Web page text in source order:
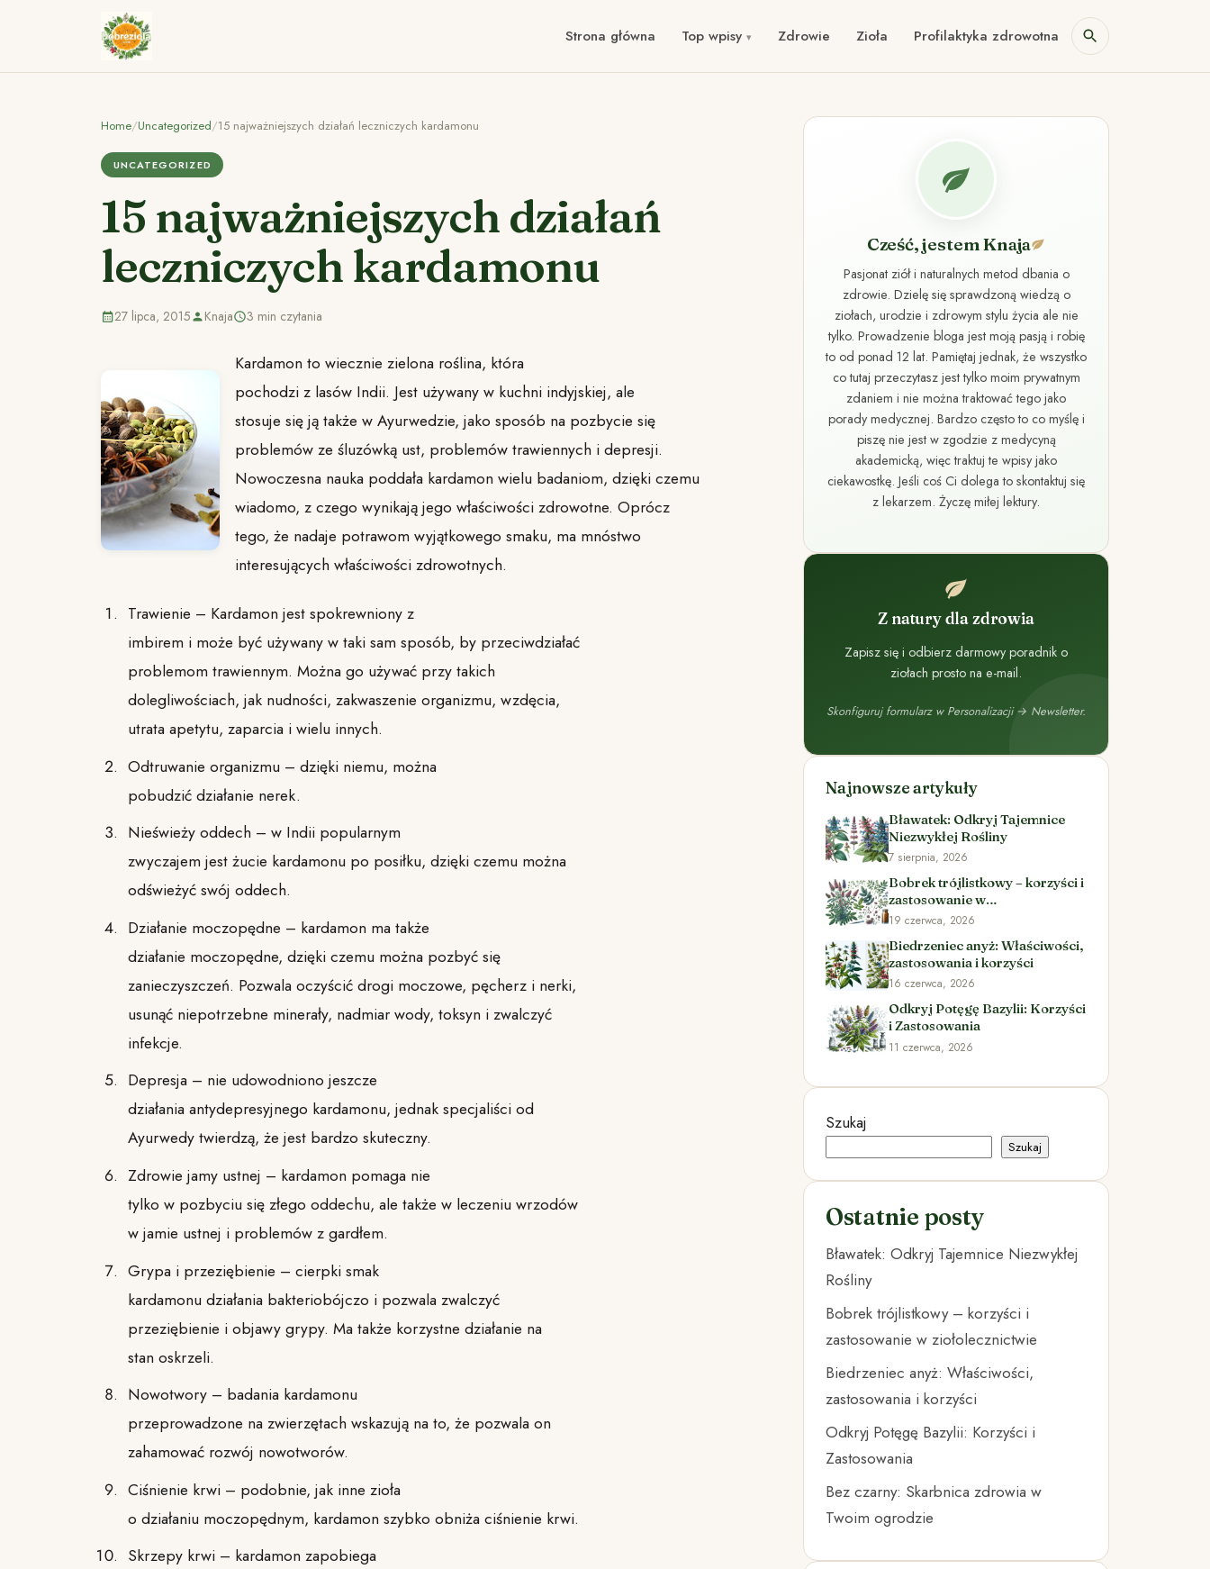
Strona główna Top wpisy Zdrowie Zioła Profilaktyka zdrowotna
Home/Uncategorized/15 najważniejszych działań leczniczych kardamonu
UNCATEGORIZED
15 najważniejszych działań
leczniczych kardamonu
27 lipca, 2015 Knaja 3 min czytania
Kardamon to wiecznie zielona roślina, która
pochodzi z lasów Indii. Jest używany w kuchni indyjskiej, ale
stosuje się ją także w Ayurwedzie, jako sposób na pozbycie się
problemów ze śluzówką ust, problemów trawiennych i depresji.
Nowoczesna nauka poddała kardamon wielu badaniom, dzięki czemu
wiadomo, z czego wynikają jego właściwości zdrowotne. Oprócz
tego, że nadaje potrawom wyjątkowego smaku, ma mnóstwo
interesujących właściwości zdrowotnych.
Trawienie – Kardamon jest spokrewniony z
imbirem i może być używany w taki sam sposób, by przeciwdziałać
problemom trawiennym. Można go używać przy takich
dolegliwościach, jak nudności, zakwaszenie organizmu, wzdęcia,
utrata apetytu, zaparcia i wielu innych.
Odtruwanie organizmu – dzięki niemu, można
pobudzić działanie nerek.
Nieświeży oddech – w Indii popularnym
zwyczajem jest żucie kardamonu po posiłku, dzięki czemu można
odświeżyć swój oddech.
Działanie moczopędne – kardamon ma także
działanie moczopędne, dzięki czemu można pozbyć się
zanieczyszczeń. Pozwala oczyścić drogi moczowe, pęcherz i nerki,
usunąć niepotrzebne minerały, nadmiar wody, toksyn i zwalczyć
infekcje.
Depresja – nie udowodniono jeszcze
działania antydepresyjnego kardamonu, jednak specjaliści od
Ayurwedy twierdzą, że jest bardzo skuteczny.
Zdrowie jamy ustnej – kardamon pomaga nie
tylko w pozbyciu się złego oddechu, ale także w leczeniu wrzodów
w jamie ustnej i problemów z gardłem.
Grypa i przeziębienie – cierpki smak
kardamonu działania bakteriobójczo i pozwala zwalczyć
przeziębienie i objawy grypy. Ma także korzystne działanie na
stan oskrzeli.
Nowotwory – badania kardamonu
przeprowadzone na zwierzętach wskazują na to, że pozwala on
zahamować rozwój nowotworów.
Ciśnienie krwi – podobnie, jak inne zioła
o działaniu moczopędnym, kardamon szybko obniża ciśnienie krwi.
Skrzepy krwi – kardamon zapobiega
Cześć, jestem Knaja
Pasjonat ziół i naturalnych metod dbania o
zdrowie. Dzielę się sprawdzoną wiedzą o
ziołach, urodzie i zdrowym stylu życia ale nie
tylko. Prowadzenie bloga jest moją pasją i robię
to od ponad 12 lat. Pamiętaj jednak, że wszystko
co tutaj przeczytasz jest tylko moim prywatnym
zdaniem i nie można traktować tego jako
porady medycznej. Bardzo często to co myślę i
piszę nie jest w zgodzie z medycyną
akademicką, więc traktuj te wpisy jako
ciekawostkę. Jeśli coś Ci dolega to skontaktuj się
z lekarzem. Życzę miłej lektury.
Z natury dla zdrowia
Zapisz się i odbierz darmowy poradnik o
ziołach prosto na e-mail.
Skonfiguruj formularz w Personalizacji → Newsletter.
Najnowsze artykuły
Bławatek: Odkryj Tajemnice
Niezwykłej Rośliny
7 sierpnia, 2026
Bobrek trójlistkowy – korzyści i
zastosowanie w
ziołolecznictwie
19 czerwca, 2026
Biedrzeniec anyż: Właściwości,
zastosowania i korzyści
16 czerwca, 2026
Odkryj Potęgę Bazylii: Korzyści
i Zastosowania
11 czerwca, 2026
Szukaj
Szukaj
Ostatnie posty
Bławatek: Odkryj Tajemnice Niezwykłej
Rośliny
Bobrek trójlistkowy – korzyści i
zastosowanie w ziołolecznictwie
Biedrzeniec anyż: Właściwości,
zastosowania i korzyści
Odkryj Potęgę Bazylii: Korzyści i
Zastosowania
Bez czarny: Skarbnica zdrowia w
Twoim ogrodzie